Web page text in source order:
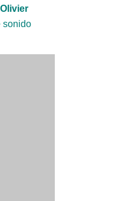
sonido